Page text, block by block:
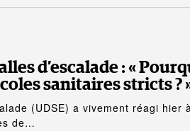
d’escalade : «
sanitaires stricts ?
(UDSE) a vivement réagi hier
de…